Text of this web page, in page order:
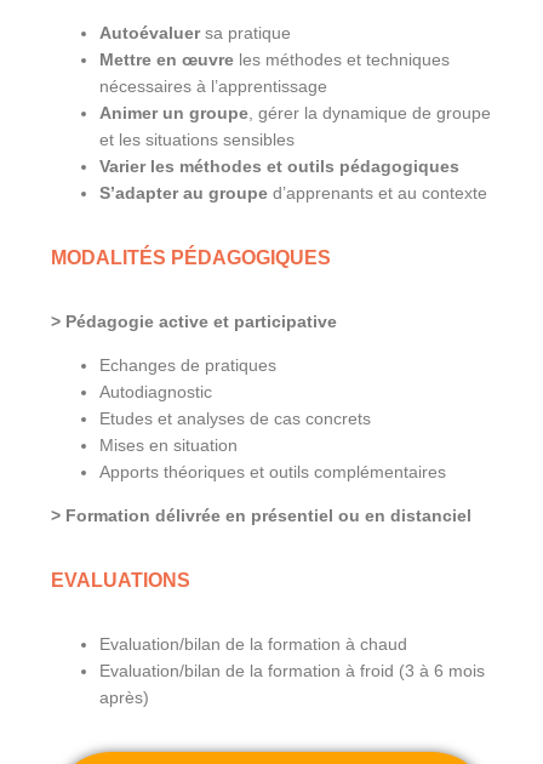
Autoévaluersa pratique
Mettre en œuvre les méthodes et techniques
nécessaires à l’apprentissage
Animer un groupe , gérer la dynamique de groupe
et les situations sensibles
Varier les méthodes et outils pédagogiques
S’adapter au groupe d’apprenants et au contexte
MODALITÉS PÉDAGOGIQUES
> Pédagogie active et participative
Echanges de pratiques
Autodiagnostic
Etudes et analyses de cas concrets
Mises en situation
Apports théoriques et outils complémentaires
> Formation délivrée en présentiel ou en distanciel
EVALUATIONS
Evaluation/bilan de la formation à chaud
Evaluation/bilan de la formation à froid (3 à 6 mois
après)